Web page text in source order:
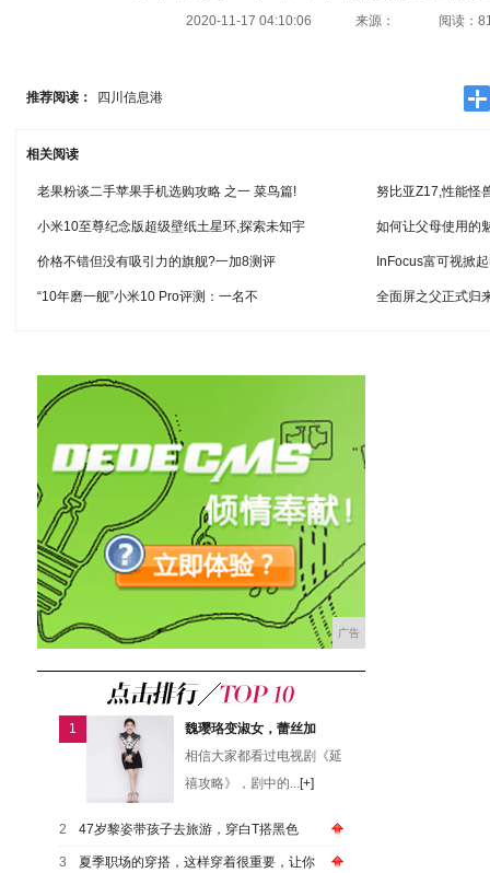
2020-11-17 04:10:06 来源： 阅读：
推荐阅读： 四川信息港
相关阅读
老果粉谈二手苹果手机选购攻略 之一 菜鸟篇! 努比亚Z17,性能怪
小米10至尊纪念版超级壁纸土星环,探索未知宇 如何让父母使用的
价格不错但没有吸引力的旗舰?一加8测评 InFocus富可视掀
“10年磨一舰”小米10 Pro评测：一名不 全面屏之父正式归
广告
1
魏璎珞变淑女，蕾丝加
相信大家都看过电视剧《延
禧攻略》，剧中的...[+]
2 47岁黎姿带孩子去旅游，穿白T搭黑色
3 夏季职场的穿搭，这样穿着很重要，让你